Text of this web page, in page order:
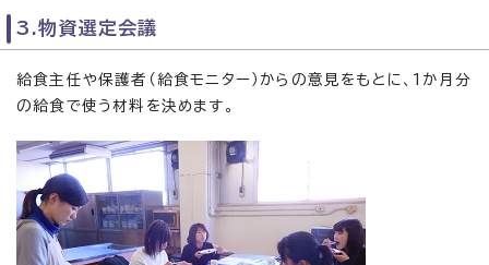
3.物資選定会議
給食主任や保護者（給食モニター）からの意見をもとに、1か月分
の給食で使う材料を決めます。